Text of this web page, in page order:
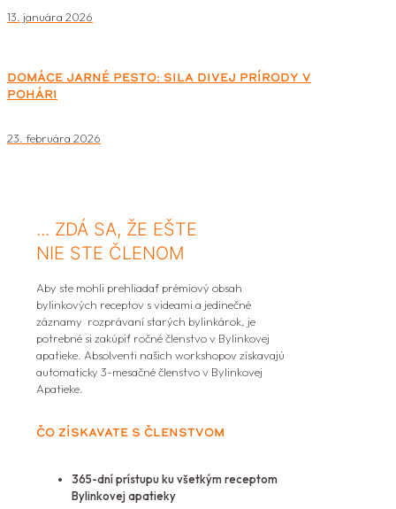
13. januára 2026
Domáce jarné pesto: Sila divej prírody v
pohári
23. februára 2026
... ZDÁ SA, ŽE EŠTE
NIE STE ČLENOM
Aby ste mohli prehliadať prémiový obsah
bylinkových receptov s videami a jedinečné
záznamy rozprávaní starých bylinkárok, je
potrebné si zakúpiť ročné členstvo v Bylinkovej
apatieke. Absolventi našich workshopov získavajú
automaticky 3-mesačné členstvo v Bylinkovej
Apatieke.
ČO ZÍSKAVATE S ČLENSTVOM
365-dní prístupu ku všetkým receptom
Bylinkovej apatieky